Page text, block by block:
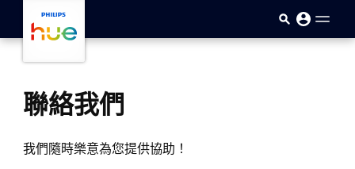
聯絡我們
我們隨時樂意為您提供協助！